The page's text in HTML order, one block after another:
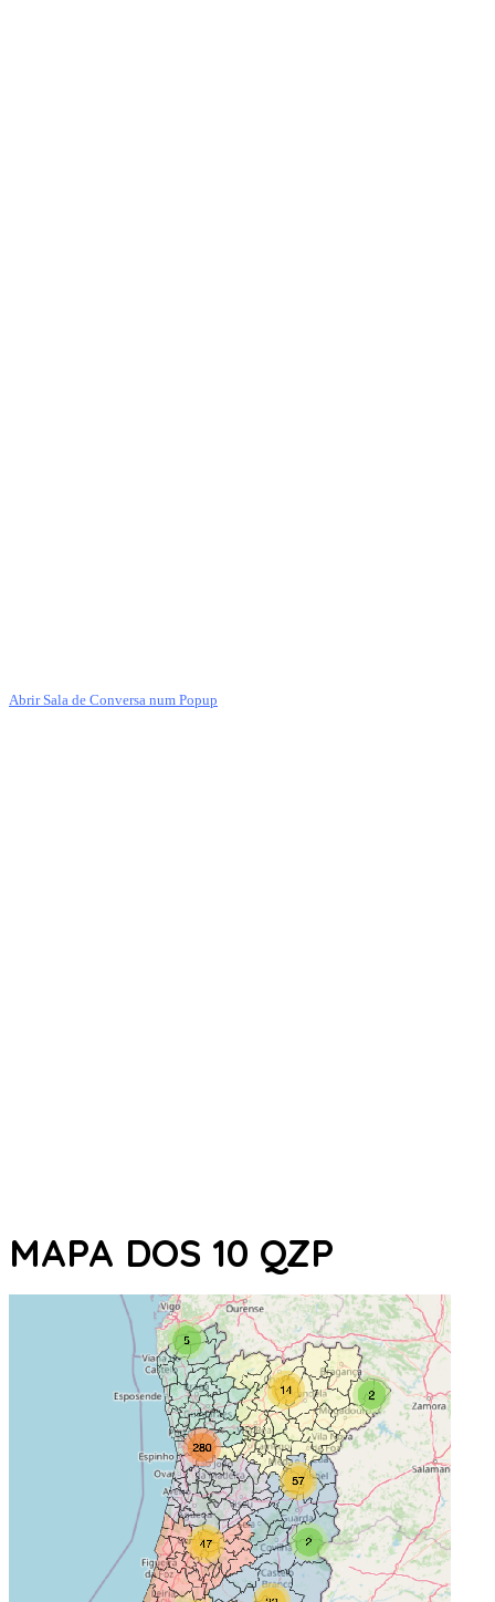
Abrir Sala de Conversa num Popup
MAPA DOS 10 QZP